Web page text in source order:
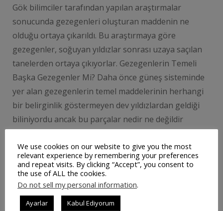
Gök bilimciler tarafından yapılan araştırmalar
sonucunda gezegenleri oluşturan maddenin ne
olduğu ortaya çıkarıldı. Bu araştırmaya göre
gezegenler, soğuyan yıldızlar sonrası uzaya saçılan
tanelerden ortaya çıkıyorlar. Gezegenlerin Temeli
Başka Gezegenler Mi? Daha önce güneş sisteminde
yer alan gezegenlerin temel maddelerinin herhangi
bir belirginlik göstermeyen dev yıldızlardan geldiği
biliniyordu ancak bu parçalar nedir ne değildir
We use cookies on our website to give you the most
relevant experience by remembering your preferences
and repeat visits. By clicking “Accept”, you consent to
the use of ALL the cookies.
Do not sell my personal information.
Ayarlar Kabul Ediyorum